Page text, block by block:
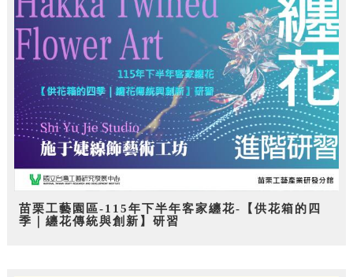
苗栗工藝園區-115年下半年客家纏花-【供花箱的四
季｜纏花傳統與創新】研習